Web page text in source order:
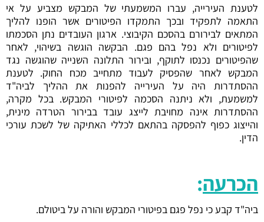
לטענת העירייה, עברו המשמעתי של המבקש מצביע על אי
התאמה לתפקיד ובכך התמקדו הפיטורים אשר הופנו להליך
המתאים לבירורם בהסכם הקיבוצי. ארגון העובדים נתן הסכמתו
לפיטורים ולא נפל בהם פגם. הבקשה הוגשה בשיהוי, לאחר
שהפיטורים נכנסו לתוקף, ובירור התלונה השנייה שהוגשה נגד
המבקש לאחר שהפסיק לעבוד מתחייב מכח החוק. לטענת
ההסתדרות היה על העירייה להפנות את ההליך לביה"ד
למשמעת, ולא ניתנה הסכמה לפיטורי המבקש. בכל מקרה,
ההסתדרות אינה מחויבת לייצג עובד בבירור הטרדה מינית,
והייצוג כפוף להפסקה בהתאם לכללי האתיקה של לשכת עורכי
הדין.
הכרעה:
ביה"ד קבע כי נפל פגם בפיטורי המבקש והורה על ביטולם.